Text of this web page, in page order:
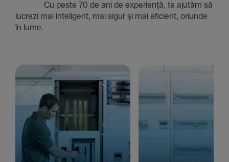
Cu peste 70 de ani de expe­riență, te ajutăm să
lucrezi mai inte­li­gent, mai sigur și mai eficient, oriunde
în lume.